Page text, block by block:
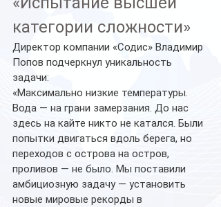
категории сложности»
Директор компании «Содис» Владимир
Попов подчеркнул уникальность
задачи:
«Максимально низкие температуры.
Вода — на грани замерзания. До нас
здесь на кайте никто не катался. Были
попытки двигаться вдоль берега, но
переходов с острова на остров,
проливов — не было. Мы поставили
амбициозную задачу — установить
новые мировые рекорды в